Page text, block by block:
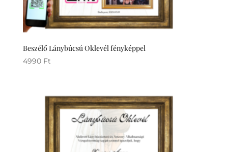
Beszélő Lánybúcsú Oklevél fényképpel
4990 Ft